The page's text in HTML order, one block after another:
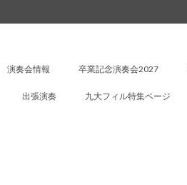
演奏会情報 卒業記念演奏会2027
出張演奏 九大フィル特集ページ